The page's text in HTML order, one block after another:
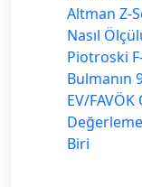
Altman Z-
Nasıl
Piotroski
Bulmanın
EV/
Biri